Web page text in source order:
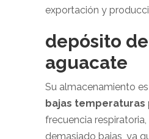
exportación y
depósito
aguacate
Su almacenamiento
bajas temperaturas
frecuencia
demasiado bajas, ya